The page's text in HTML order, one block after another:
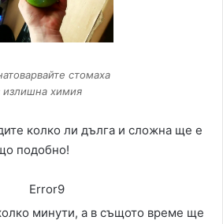
стомаха
излишна химия
колко ли дълга и сложна ще е
подобно!
Error9
минути, а в същото време ще